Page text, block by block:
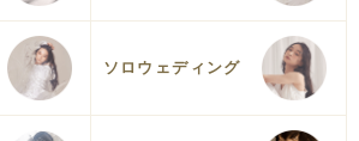
ソロウェディング